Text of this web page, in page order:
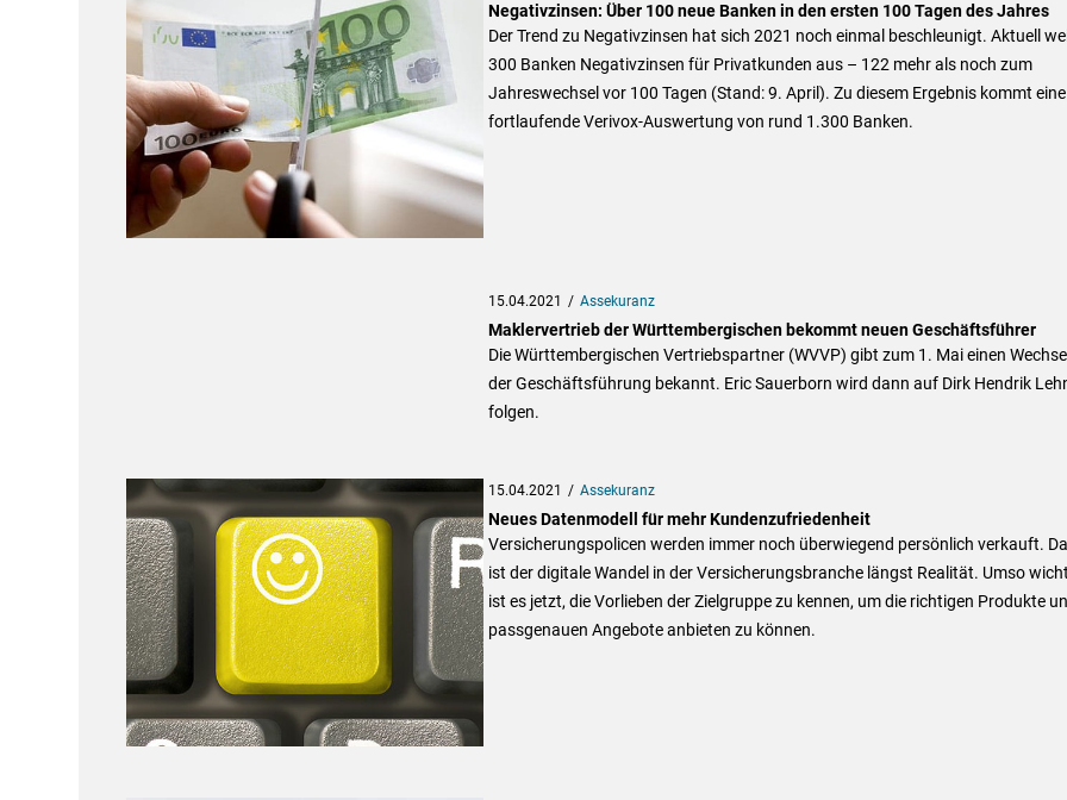
Negativzinsen: Über 100 neue Banken in den ersten 100 Tagen des Jahres
Der Trend zu Negativzinsen hat sich 2021 noch einmal beschleunigt. Aktuell
300 Banken Negativzinsen für Privatkunden aus – 122 mehr als noch zum
Jahreswechsel vor 100 Tagen (Stand: 9. April). Zu diesem Ergebnis kommt eine
fortlaufende Verivox-Auswertung von rund 1.300 Banken.
15.04.2021 Assekuranz
Maklervertrieb der Württembergischen bekommt neuen Geschäftsführer
Die Württembergischen Vertriebspartner (WVVP) gibt zum 1. Mai einen
der Geschäftsführung bekannt. Eric Sauerborn wird dann auf Dirk Hendrik
folgen.
15.04.2021 Assekuranz
Neues Datenmodell für mehr Kundenzufriedenheit
Versicherungspolicen werden immer noch überwiegend persönlich verkauft.
ist der digitale Wandel in der Versicherungsbranche längst Realität. Umso
ist es jetzt, die Vorlieben der Zielgruppe zu kennen, um die richtigen Produkte
passgenauen Angebote anbieten zu können.